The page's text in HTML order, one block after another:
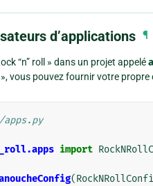
d’applications ¶
“n” roll » dans un projet appelé
vous pouvez fournir votre
import
(